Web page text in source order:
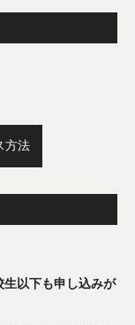
方法
以下も申し込みが